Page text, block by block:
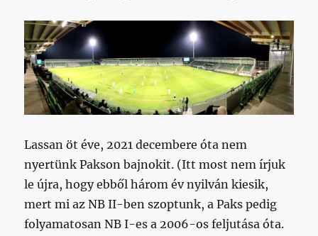
Lassan öt éve, 2021 decembere óta nem
nyertünk Pakson bajnokit. (Itt most nem írjuk
le újra, hogy ebből három év nyilván kiesik,
mert mi az NB II-ben szoptunk, a Paks pedig
folyamatosan NB I-es a 2006-os feljutása óta.